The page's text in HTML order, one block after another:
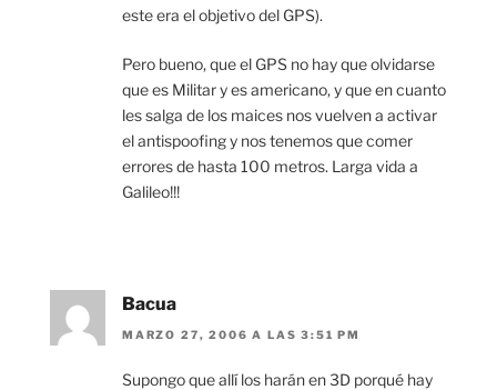
este era el objetivo del GPS).
Pero bueno, que el GPS no hay que olvidarse
que es Militar y es americano, y que en cuanto
les salga de los maices nos vuelven a activar
el antispoofing y nos tenemos que comer
errores de hasta 100 metros. Larga vida a
Galileo!!!
Bacua
MARZO 27, 2006 A LAS 3:51 PM
Supongo que allí los harán en 3D porqué hay